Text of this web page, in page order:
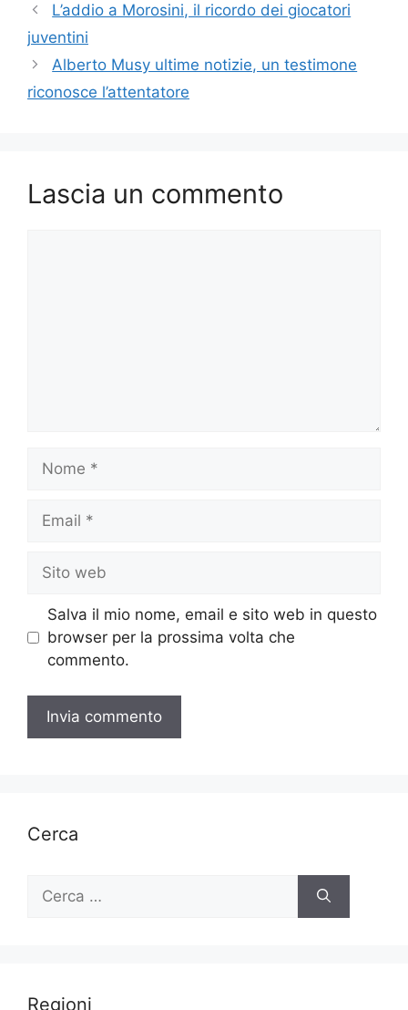
L’addio a Morosini, il ricordo dei giocatori
juventini
Alberto Musy ultime notizie, un testimone
riconosce l’attentatore
Lascia un commento
Nome
Email
Sito
web
Salva il mio nome, email e sito web in questo
browser per la prossima volta che
commento.
Cerca
per:
Regioni